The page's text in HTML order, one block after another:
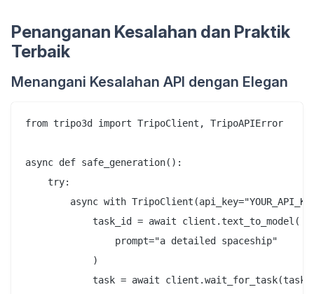
Penanganan Kesalahan dan Praktik
Terbaik
Menangani Kesalahan API dengan Elegan
from tripo3d import TripoClient, TripoAPIError
async def safe_generation():
    try:
async with
            task_id = await client.text_to_model(
                prompt="a detailed spaceship"
            )
task = await